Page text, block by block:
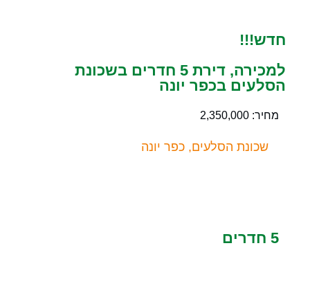
חדש!!!
למכירה, דירת 5 חדרים בשכונת
הסלעים בכפר יונה
מחיר: 2,350,000
שכונת הסלעים, כפר יונה
5 חדרים